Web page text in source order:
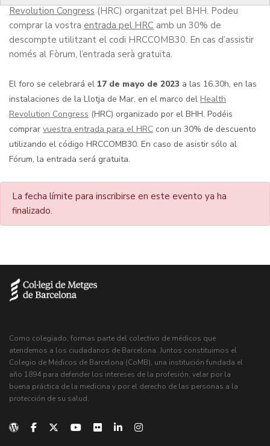
Revolution Congress (HRC) organitzat pel BHH. Podeu
comprar la vostra entrada pel HRC amb un 30% de
descompte utilitzant el codi HRCCOMB30. En cas d’assistir
només al Fòrum, l’entrada serà gratuïta.
El foro se celebrará el 17 de mayo de 2023 a las 16.30h, en las
instalaciones de la Llotja de Mar, en el marco del Health
Revolution Congress (HRC) organizado por el BHH. Podéis
comprar vuestra entrada para el HRC con un 30% de descuento
utilizando el código HRCCOMB30. En caso de asistir sólo al
Fórum, la entrada será gratuita.
La fecha límite para inscribirse en este evento ya ha
finalizado.
Como colegiado, formas parte del colectivo de médicos que
atendemos a los ciudadanos de Barcelona. Juntos constituimos el
Colegio de Médicos de Barcelona (CoMB), una institución fundada el
año 1894 para defender los intereses de la profesión, velar por la
buena práctica de la medicina y por el derecho de las personas a la
protección de su salud.